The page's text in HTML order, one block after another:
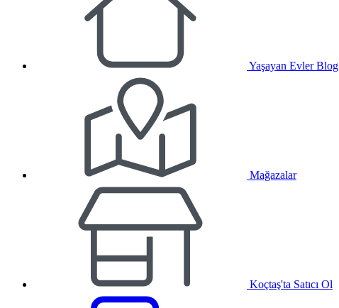
Yaşayan Evler Blog
Mağazalar
Koçtaş'ta Satıcı Ol